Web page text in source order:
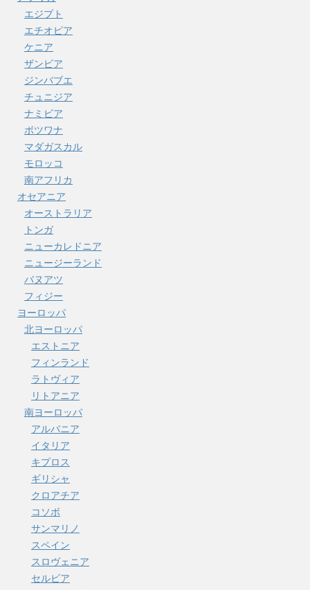
エジプト
エチオピア
ケニア
ザンビア
ジンバブエ
チュニジア
ナミビア
ボツワナ
マダガスカル
モロッコ
南アフリカ
オセアニア
オーストラリア
トンガ
ニューカレドニア
ニュージーランド
バヌアツ
フィジー
ヨーロッパ
北ヨーロッパ
エストニア
フィンランド
ラトヴィア
リトアニア
南ヨーロッパ
アルバニア
イタリア
キプロス
ギリシャ
クロアチア
コソボ
サンマリノ
スペイン
スロヴェニア
セルビア